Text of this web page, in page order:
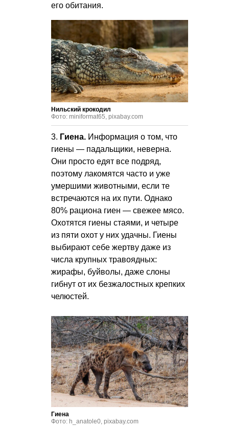
его обитания.
Нильский крокодил
Фото: miniformat65, pixabay.com
3. Гиена. Информация о том, что
гиены — падальщики, неверна.
Они просто едят все подряд,
поэтому лакомятся часто и уже
умершими животными, если те
встречаются на их пути. Однако
80% рациона гиен — свежее мясо.
Охотятся гиены стаями, и четыре
из пяти охот у них удачны. Гиены
выбирают себе жертву даже из
числа крупных травоядных:
жирафы, буйволы, даже слоны
гибнут от их безжалостных крепких
челюстей.
Гиена
Фото: h_anatole0, pixabay.com